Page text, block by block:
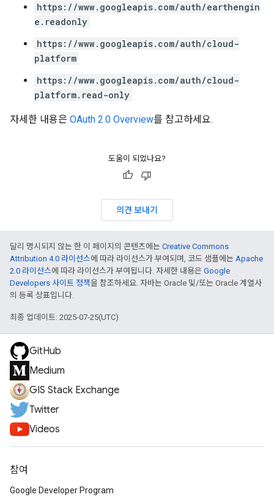
https://www.googleapis.com/auth/earthengin
e.readonly
https://www.googleapis.com/auth/cloud-
platform
https://www.googleapis.com/auth/cloud-
platform.read-only
자세한 내용은 OAuth 2.0 Overview를 참고하세요.
도움이 되었나요?
의견 보내기
달리 명시되지 않는 한 이 페이지의 콘텐츠에는 Creative Commons
Attribution 4.0 라이선스에 따라 라이선스가 부여되며, 코드 샘플에는 Apache
2.0 라이선스에 따라 라이선스가 부여됩니다. 자세한 내용은 Google
Developers 사이트 정책을 참조하세요. 자바는 Oracle 및/또는 Oracle 계열사
의 등록 상표입니다.
최종 업데이트: 2025-07-25(UTC)
GitHub
Medium
GIS Stack Exchange
Twitter
Videos
참여
Google Developer Program